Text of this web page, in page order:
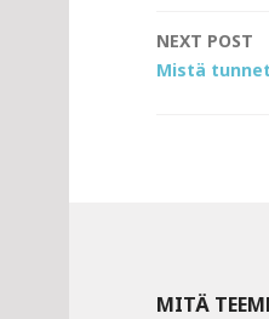
NEXT POST
Mistä
MITÄ